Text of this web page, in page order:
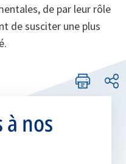
de par leur rôle
de susciter une plus
nos